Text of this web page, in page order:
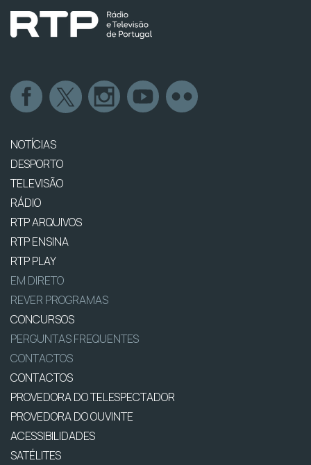
NOTÍCIAS
DESPORTO
TELEVISÃO
RÁDIO
RTP ARQUIVOS
RTP ENSINA
RTP PLAY
EM DIRETO
REVER PROGRAMAS
CONCURSOS
PERGUNTAS FREQUENTES
CONTACTOS
CONTACTOS
PROVEDORA DO TELESPECTADOR
PROVEDORA DO OUVINTE
ACESSIBILIDADES
SATÉLITES